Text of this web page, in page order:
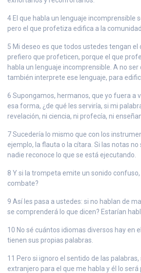
4 El que habla un lenguaje incomprensible
pero el que profetiza edifica a la comunidad.
5 Mi deseo es que todos ustedes tengan el
prefiero que profeticen, porque el que
habla un lenguaje incomprensible. A no
también interprete ese lenguaje, para
6 Supongamos, hermanos, que yo fuera a
esa forma, ¿de qué les serviría, si mi
revelación, ni ciencia, ni profecía, ni
7 Sucedería lo mismo que con los
ejemplo, la flauta o la cítara. Si las notas
nadie reconoce lo que se está ejecutando.
8 Y si la trompeta emite un sonido
combate?
9 Así les pasa a ustedes: si no hablan de
se comprenderá lo que dicen? Estarían
10 No sé cuántos idiomas diversos hay en
tienen sus propias palabras.
11 Pero si ignoro el sentido de las
extranjero para el que me habla y él lo será